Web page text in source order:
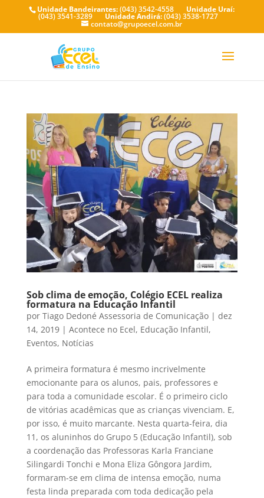
Unidade Bandeirantes:(043) 3542-4558 Unidade Uraí:
(043) 3541-3289 Unidade Andirá:(043) 3538-1727
contato@grupoecel.com.br
Sob clima de emoção, Colégio ECEL realiza
formatura na Educação Infantil
por Tiago Dedoné Assessoria de Comunicação| dez
14, 2019| Acontece no Ecel, Educação Infantil,
Eventos, Notícias
A primeira formatura é mesmo incrivelmente
emocionante para os alunos, pais, professores e
para toda a comunidade escolar. É o primeiro ciclo
de vitórias acadêmicas que as crianças vivenciam. E,
por isso, é muito marcante. Nesta quarta-feira, dia
11, os aluninhos do Grupo 5 (Educação Infantil), sob
a coordenação das Professoras Karla Franciane
Silingardi Tonchi e Mona Eliza Gôngora Jardim,
formaram-se em clima de intensa emoção, numa
festa linda preparada com toda dedicação pela